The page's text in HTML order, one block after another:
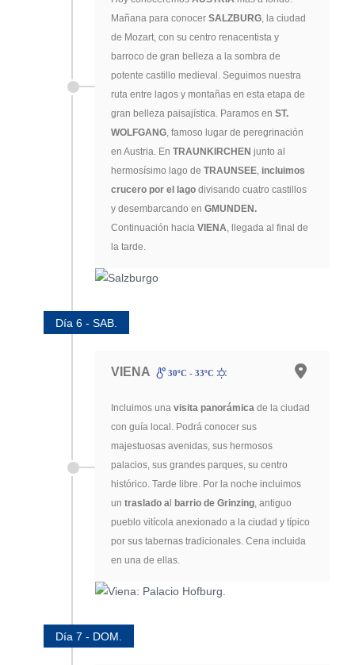
Mañana para conocer SALZBURG, la ciudad
de Mozart, con su centro renacentista y
barroco de gran belleza a la sombra de
potente castillo medieval. Seguimos nuestra
ruta entre lagos y montañas en esta etapa de
gran belleza paisajística. Paramos en ST.
WOLFGANG, famoso lugar de peregrinación
en Austria. En TRAUNKIRCHEN junto al
hermosísimo lago de TRAUNSEE, incluimos
crucero por el lago divisando cuatro castillos
y desembarcando en GMUNDEN.
Continuación hacia VIENA, llegada al final de
la tarde.
Día 6 - SAB.
VIENA 30ºC - 33ºC
Incluimos una visita panorámica de la ciudad
con guía local. Podrá conocer sus
majestuosas avenidas, sus hermosos
palacios, sus grandes parques, su centro
histórico. Tarde libre. Por la noche incluimos
un traslado a barrio de Grinzing, antiguo
pueblo vitícola anexionado a la ciudad y típico
por sus tabernas tradicionales. Cena incluida
en una de ellas.
Día 7 - DOM.